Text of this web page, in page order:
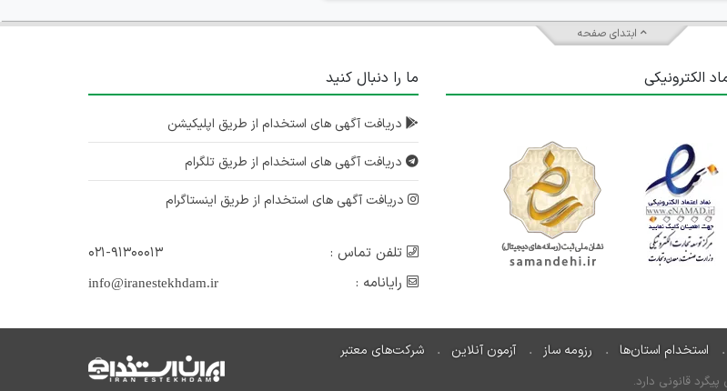
ابتدای صفحه
الکترونیکی ما را دنبال کنید
دریافت آگهی های استخدام از طریق اپلیکیشن
دریافت آگهی های استخدام از طریق تلگرام
دریافت آگهی های استخدام از طریق اینستاگرام
تلفن تماس :
۰۲۱-۹۱۳۰۰۰۱۳
رایانامه :
info@iranestekhdam.ir
استخدام استان‌ها رزومه ساز آزمون آنلاین شرکت‌های معتبر
قانونی دارد.